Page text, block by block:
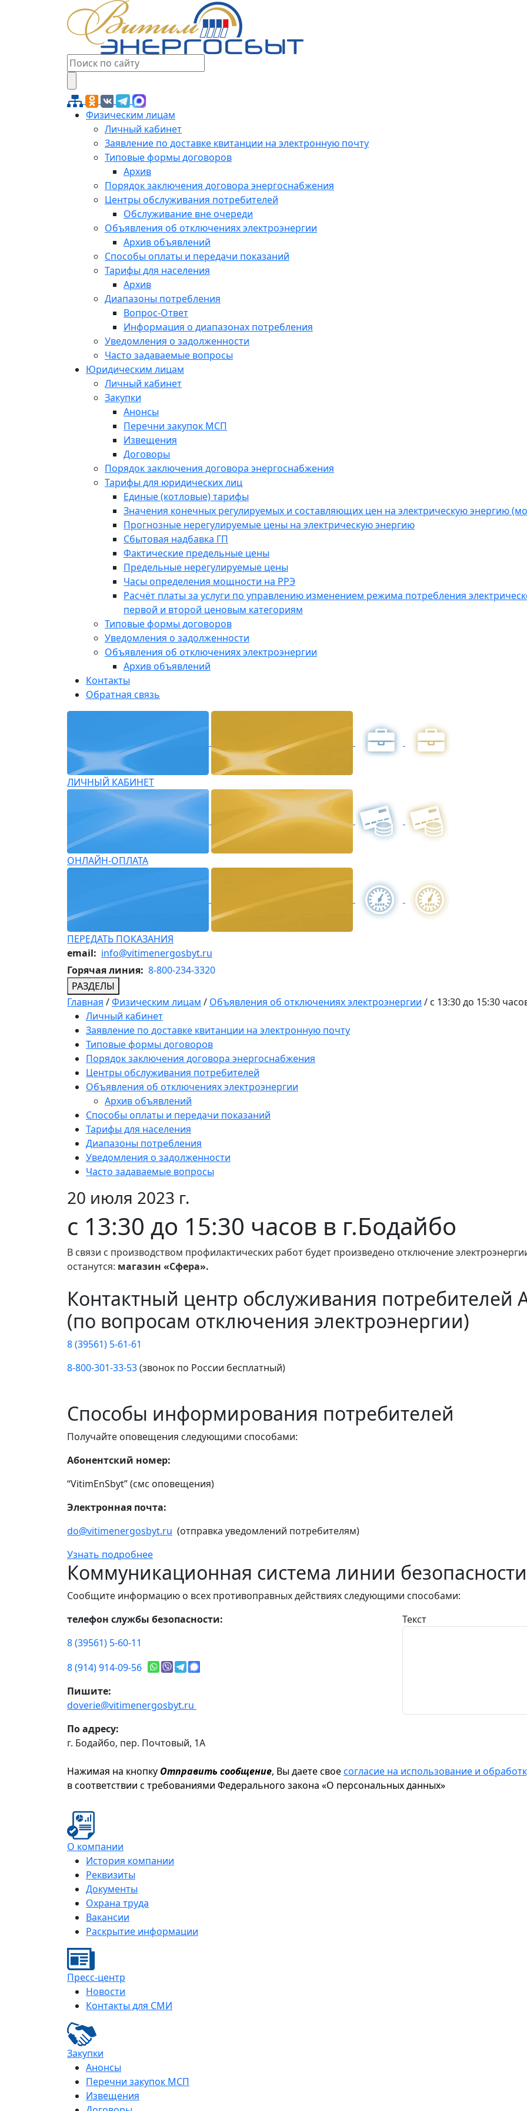
Физическим лицам
Личный кабинет
Заявление по доставке квитанции на электронную почту
Типовые формы договоров
Архив
Порядок заключения договора энергоснабжения
Центры обслуживания потребителей
Обслуживание вне очереди
Объявления об отключениях электроэнергии
Архив объявлений
Способы оплаты и передачи показаний
Тарифы для населения
Архив
Диапазоны потребления
Вопрос-Ответ
Информация о диапазонах потребления
Уведомления о задолженности
Часто задаваемые вопросы
Юридическим лицам
Личный кабинет
Закупки
Анонсы
Перечни закупок МСП
Извещения
Договоры
Порядок заключения договора энергоснабжения
Тарифы для юридических лиц
Единые (котловые) тарифы
Значения конечных регулируемых и составляющих цен на электрическую энергию
Прогнозные нерегулируемые цены на электрическую энергию
Сбытовая надбавка ГП
Фактические предельные цены
Предельные нерегулируемые цены
Часы определения мощности на РРЭ
Расчёт платы за услуги по управлению изменением режима потребления
первой и второй ценовым категориям
Типовые формы договоров
Уведомления о задолженности
Объявления об отключениях электроэнергии
Архив объявлений
Контакты
Обратная связь
ЛИЧНЫЙ КАБИНЕТ
ОНЛАЙН-ОПЛАТА
ПЕРЕДАТЬ ПОКАЗАНИЯ
email: info@vitimenergosbyt.ru
Горячая линия: 8-800-234-3320
РАЗДЕЛЫ
Главная /Физическим лицам / Объявления об отключениях электроэнергии / с 13:30 до 15:30
Личный кабинет
Заявление по доставке квитанции на электронную почту
Типовые формы договоров
Порядок заключения договора энергоснабжения
Центры обслуживания потребителей
Объявления об отключениях электроэнергии
Архив объявлений
Способы оплаты и передачи показаний
Тарифы для населения
Диапазоны потребления
Уведомления о задолженности
Часто задаваемые вопросы
20 июля 2023 г.
с 13:30 до 15:30 часов в г.Бодайбо
В связи с производством профилактических работ будет произведено отключение
останутся: магазин «Сфера».
Контактный центр обслуживания потребителей
(по вопросам отключения электроэнергии)
8 (39561) 5-61-61
8-800-301-33-53(звонок по России бесплатный)
Способы информирования потребителей
Получайте оповещения следующими способами:
Абонентский номер:
“VitimEnSbyt” (смс оповещения)
Электронная почта:
do@vitimenergosbyt.ru (отправка уведомлений потребителям)
Узнать подробнее
Коммуникационная система линии безопасности
Сообщите информацию о всех противоправных действиях следующими способами:
телефон службы безопасности:
8 (39561) 5-60-11
8 (914) 914-09-56
Пишите:
doverie@vitimenergosbyt.ru
По адресу:
г. Бодайбо, пер. Почтовый, 1А
Текст
Нажимая на кнопку Отправить сообщение, Вы даете своесогласие на использование и
в соответствии с требованиями Федерального закона «О персональных данных»
О компании
История компании
Реквизиты
Документы
Охрана труда
Вакансии
Раскрытие информации
Пресс-центр
Новости
Контакты для СМИ
Закупки
Анонсы
Перечни закупок МСП
Извещения